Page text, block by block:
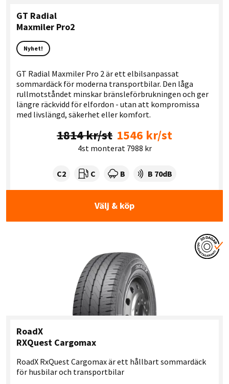
GT Radial
Maxmiler Pro2
Nyhet!
GT Radial Maxmiler Pro 2 är ett elbilsanpassat
sommardäck för moderna transportbilar. Den låga
rullmotståndet minskar bränsleförbrukningen och ger
längre räckvidd för elfordon - utan att kompromissa
med livslängd, säkerhet eller komfort.
1814 kr/st 1546 kr/st
4st monterat 7988 kr
Tyre class:
C2 Rullmotstånd:
C Våtgrepp:
B Ljudnivå dB:
B 70dB
Välj & köp
RoadX
RXQuest Cargomax
RoadX RxQuest Cargomax är ett hållbart sommardäck
för husbilar och transportbilar